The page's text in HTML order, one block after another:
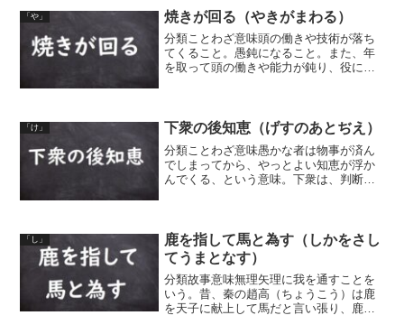
「や」 焼きが回る（やきがまわる）
分類ことわざ意味頭の働きや技術が落ち
てくること。愚鈍になること。また、年
を取って頭の働きや能力が鈍り、役に立
とから。
「け」 下衆の後知恵（げすのあとぢえ）
分類ことわざ意味愚かな者は物事が済ん
でしまってから、やっとよい知恵が浮か
んでくる、という意味。下衆は、判断が
語 下衆の後知恵 下衆の...
「し」
鹿を指して馬と為す（しかをさし
てうまとなす）
分類故事意味無理矢理に我を通すことを
いう。昔、秦の趙高（ちょうこう）は鹿
を天子に献上して馬だと言い張り、鹿だ